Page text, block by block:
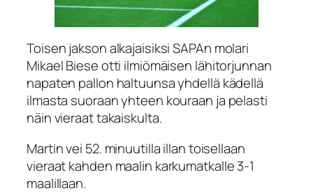
Toisen jakson alkajaisiksi SAPAn molari
Mikael Biese otti ilmiömäisen lähitorjunnan
napaten pallon haltuunsa yhdellä kädellä
ilmasta suoraan yhteen kouraan ja pelasti
näin vieraat takaiskulta.
Martin vei 52. minuutilla illan toisellaan
vieraat kahden maalin karkumatkalle 3-1
maalillaan.